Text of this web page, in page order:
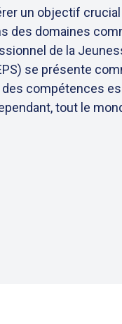
un objectif
des domaines
de la
se présente
des compétences
tout le